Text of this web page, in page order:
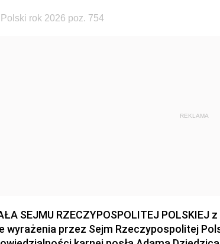
rok 2026 poz. 754
REKLAMA
SEJMU RZECZYPOSPOLITEJ POLSKIEJ
wyrażenia przez Sejm Rzeczypospolitej